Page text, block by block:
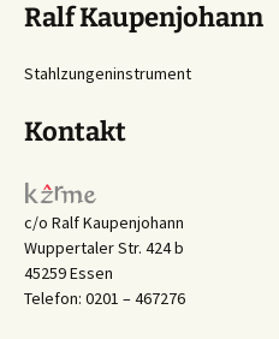
Ralf Kaupenjohann
Stahlzungeninstrument
Kontakt
c/o Ralf Kaupenjohann
Wuppertaler Str. 424 b
45259 Essen
Telefon: 0201 – 467276